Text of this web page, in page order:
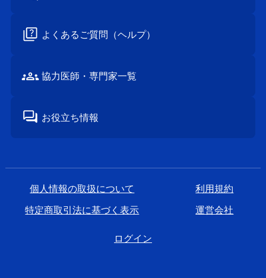
よくあるご質問 （ヘルプ）
協⼒医師・ 専⾨家⼀覧
お役立ち情報
個⼈情報の取扱について
利⽤規約
特定商取引法に基づく表⽰
運営会社
ログイン